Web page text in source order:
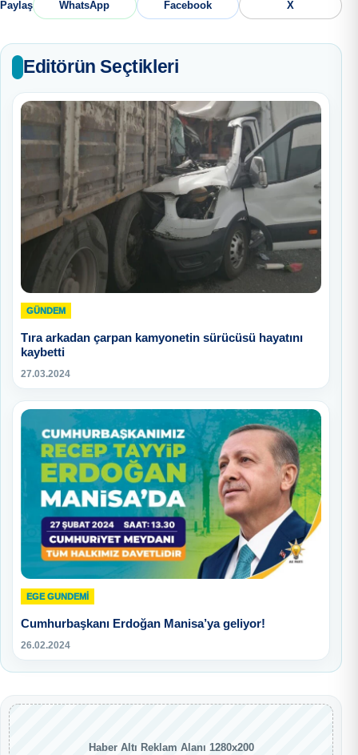
Paylaş WhatsApp Facebook X
Editörün Seçtikleri
GÜNDEM
Tıra arkadan çarpan kamyonetin sürücüsü hayatını
kaybetti
27.03.2024
EGE GUNDEMİ
Cumhurbaşkanı Erdoğan Manisa’ya geliyor!
26.02.2024
Haber Altı Reklam Alanı 1280x200